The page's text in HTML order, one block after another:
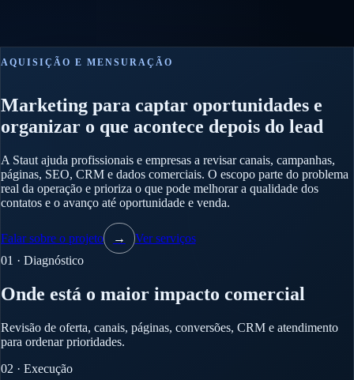
AQUISIÇÃO E MENSURAÇÃO
Marketing para captar oportunidades e
organizar o que acontece depois do lead
A Staut ajuda profissionais e empresas a revisar canais, campanhas,
páginas, SEO, CRM e dados comerciais. O escopo parte do problema
real da operação e prioriza o que pode melhorar a qualidade dos
contatos e o avanço até oportunidade e venda.
Falar sobre o projeto →
Ver serviços
01 · Diagnóstico
Onde está o maior impacto comercial
Revisão de oferta, canais, páginas, conversões, CRM e atendimento
para ordenar prioridades.
02 · Execução